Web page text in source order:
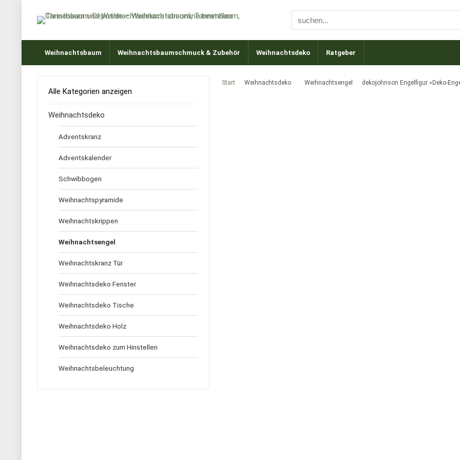
Weihnachtsbaum Weihnachtsbaumschmuck & Zubehör Weihnachtsdeko Ratgeber
Start Weihnachtsdeko Weihnachtsengel dekojohnson Engelfigur »Deko-
Alle Kategorien anzeigen
Weihnachtsdeko
Adventskranz
Adventskalender
Schwibbogen
Weihnachtspyramide
Weihnachtskrippen
Weihnachtsengel
Weihnachtskranz Tür
Weihnachtsdeko Fenster
Weihnachtsdeko Tische
Weihnachtsdeko Holz
Weihnachtsdeko zum Hinstellen
Weihnachtsbeleuchtung